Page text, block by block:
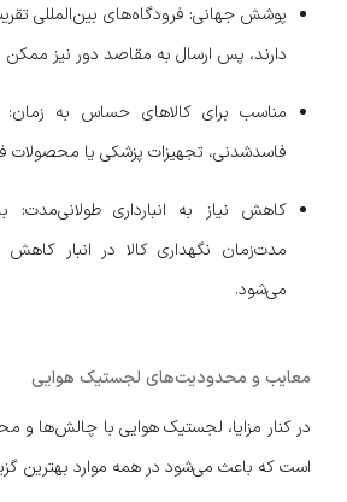
پوشش جهانی: فرودگاه‌های بین‌المللی
دارند، پس ارسال به مقاصد دور نیز
مناسب برای کالاهای حساس به زمان:
فاسدشدنی، تجهیزات پزشکی یا محصولات
کاهش نیاز به انبارداری
مدت‌زمان نگهداری کالا در انبار
می‌شود.
معایب و محدودیت‌های لجستیک هوایی
در کنار مزایا، لجستیک هوایی با چالش‌ها و
است که باعث می‌شود در همه موارد بهترین